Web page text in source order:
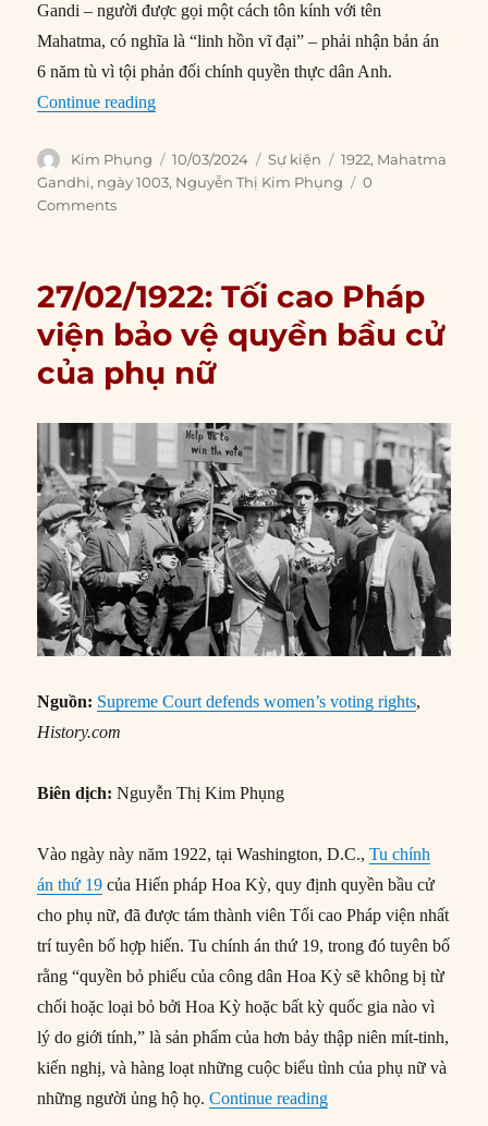
Gandi – người được gọi một cách tôn kính với tên
Mahatma, có nghĩa là “linh hồn vĩ đại” – phải nhận bản án
6 năm tù vì tội phản đối chính quyền thực dân Anh.
Continue reading“10/03/1922: Mahatma Gandhi bị bắt vì tội
Author
Kim Phụng
Posted
on
10/03/2024 Categories
Sự kiện Tags
1922, Mahatma
Gandhi, ngày 1003, Nguyễn Thị Kim Phụng
0
Comments
27/02/1922: Tối cao Pháp
viện bảo vệ quyền bầu cử
của phụ nữ
Nguồn: Supreme Court defends women’s voting rights,
History.com
Biên dịch: Nguyễn Thị Kim Phụng
Vào ngày này năm 1922, tại Washington, D.C.,Tu chính
án thứ 19 của Hiến pháp Hoa Kỳ, quy định quyền bầu cử
cho phụ nữ, đã được tám thành viên Tối cao Pháp viện nhất
trí tuyên bố hợp hiến. Tu chính án thứ 19, trong đó tuyên bố
rằng “quyền bỏ phiếu của công dân Hoa Kỳ sẽ không bị từ
chối hoặc loại bỏ bởi Hoa Kỳ hoặc bất kỳ quốc gia nào vì
lý do giới tính,” là sản phẩm của hơn bảy thập niên mít-tinh,
kiến nghị, và hàng loạt những cuộc biểu tình của phụ nữ và
những người ủng hộ họ.Continue reading“27/02/1922: Tối cao